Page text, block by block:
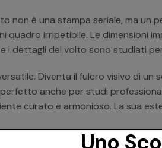
non è una stampa seriale, ma
quadro irripetibile. Le
i dettagli del volto sono studiati
Diventa il fulcro visivo di
anche per studi
curato e armonioso. La sua
Uno